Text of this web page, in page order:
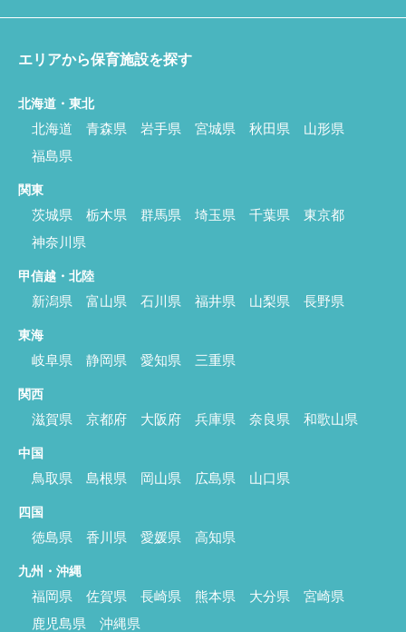
エリアから保育施設を探す
北海道・東北
北海道 青森県 岩手県 宮城県 秋田県
山形県
福島県
関東
茨城県 栃木県 群馬県 埼玉県 千葉県
東京都
神奈川県
甲信越・北陸
新潟県 富山県 石川県 福井県 山梨県 長野県
東海
岐阜県 静岡県 愛知県 三重県
関西
滋賀県 京都府 大阪府 兵庫県 奈良県 和歌山県
中国
鳥取県 島根県 岡山県 広島県 山口県
四国
徳島県 香川県 愛媛県 高知県
九州・沖縄
福岡県 佐賀県 長崎県 熊本県 大分県
宮崎県
鹿児島県
沖縄県